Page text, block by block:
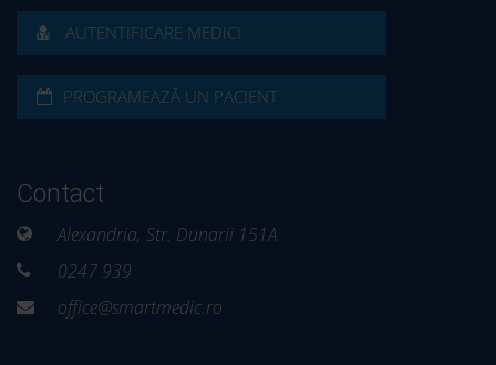
AUTENTIFICARE MEDICI
PROGRAMEAZĂ UN PACIENT
Contact
Alexandria, Str. Dunarii 151A
0247 939
office@smartmedic.ro